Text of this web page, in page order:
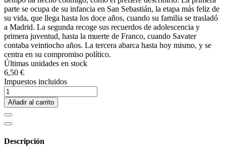
parte se ocupa de su infancia en San Sebastián, la etapa más feliz de
su vida, que llega hasta los doce años, cuando su familia se trasladó
a Madrid. La segunda recoge sus recuerdos de adolescencia y
primera juventud, hasta la muerte de Franco, cuando Savater
contaba veintiocho años. La tercera abarca hasta hoy mismo, y se
centra en su compromiso político.
Últimas unidades en stock
6,50 €
Impuestos incluidos
Añadir al carrito
Descripción